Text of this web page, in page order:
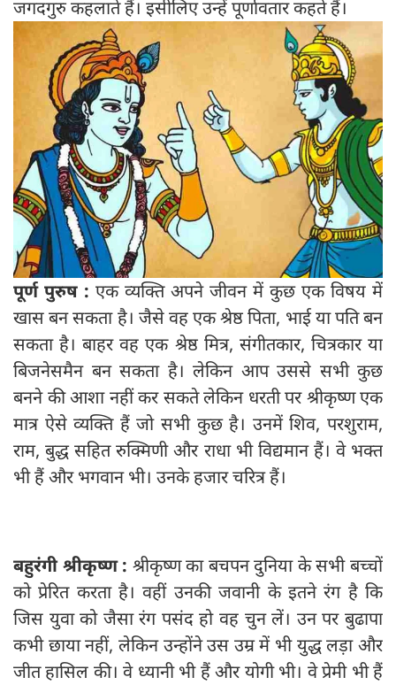
जगदगुरु कहलाते हैं। इसीलिए उन्हें पूर्णावतार कहते हैं।
पूर्ण पुरुष : एक व्यक्ति अपने जीवन में कुछ एक विषय में
खास बन सकता है। जैसे वह एक श्रेष्ठ पिता, भाई या पति बन
सकता है। बाहर वह एक श्रेष्ठ मित्र, संगीतकार, चित्रकार या
बिजनेसमैन बन सकता है। लेकिन आप उससे सभी कुछ
बनने की आशा नहीं कर सकते लेकिन धरती पर श्रीकृष्‍ण एक
मात्र ऐसे व्यक्ति हैं जो सभी कुछ है। उनमें शिव, परशुराम,
राम, बुद्ध सहित रुक्मिणी और राधा भी विद्यमान हैं। वे भक्त
भी हैं और भगवान भी। उनके हजार चरित्र हैं।
बहुरंगी श्रीकृष्‍ण : श्रीकृष्ण का बचपन दुनिया के सभी बच्चों
को प्रेरित करता है। वहीं उनकी जवानी के इतने रंग है कि
जिस युवा को जैसा रंग पसंद हो वह चुन लें। उन पर बुढापा
कभी छाया नहीं, लेकिन उन्होंने उस उम्र में भी युद्ध लड़ा और
जीत हासिल की। वे ध्यानी भी हैं और योगी भी। वे प्रेमी भी हैं